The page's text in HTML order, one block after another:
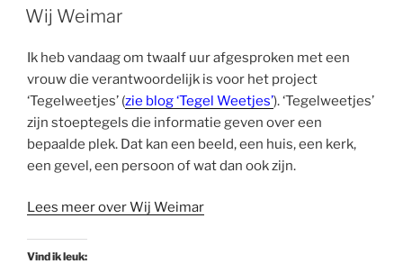
OP
Wij Weimar
Ik heb vandaag om twaalf uur afgesproken met een
vrouw die verantwoordelijk is voor het project
‘Tegelweetjes’ (zie blog ‘Tegel Weetjes’). ‘Tegelweetjes’
zijn stoeptegels die informatie geven over een
bepaalde plek. Dat kan een beeld, een huis, een kerk,
een gevel, een persoon of wat dan ook zijn.
Lees meer over Wij Weimar
Vind ik leuk: